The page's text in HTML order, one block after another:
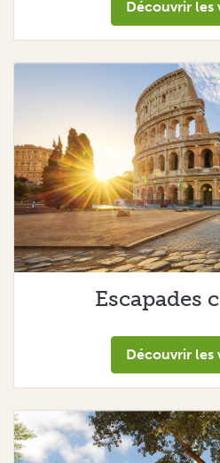
Découvrir les
Escapades
Découvrir les